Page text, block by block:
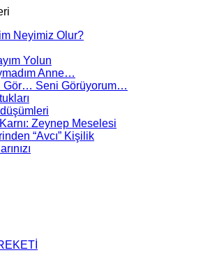
Neyimiz Olur?
Yolun
Anne…
Gör… Seni Görüyorum…
Karnı: Zeynep Meselesi
“Avcı” Kişilik